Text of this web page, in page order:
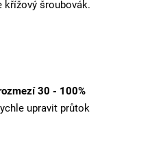
křížový šroubovák.
30 - 100%
upravit průtok